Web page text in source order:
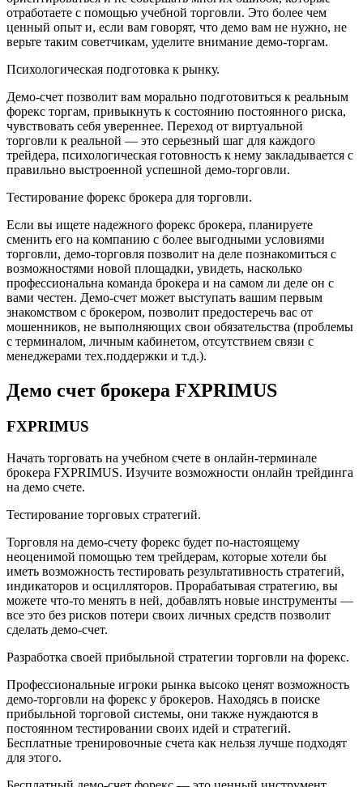
отработаете с помощью учебной торговли. Это более чем
ценный опыт и, если вам говорят, что демо вам не нужно, не
верьте таким советчикам, уделите внимание демо-торгам.
Психологическая подготовка к рынку.
Демо-счет позволит вам морально подготовиться к реальным
форекс торгам, привыкнуть к состоянию постоянного риска,
чувствовать себя увереннее. Переход от виртуальной
торговли к реальной — это серьезный шаг для каждого
трейдера, психологическая готовность к нему закладывается с
правильно выстроенной успешной демо-торговли.
Тестирование форекс брокера для торговли.
Если вы ищете надежного форекс брокера, планируете
сменить его на компанию с более выгодными условиями
торговли, демо-торговля позволит на деле познакомиться с
возможностями новой площадки, увидеть, насколько
профессиональна команда брокера и на самом ли деле он с
вами честен. Демо-счет может выступать вашим первым
знакомством с брокером, позволит предостеречь вас от
мошенников, не выполняющих свои обязательства (проблемы
с терминалом, личным кабинетом, отсутствием связи с
менеджерами тех.поддержки и т.д.).
Демо счет брокера FXPRIMUS
FXPRIMUS
Начать торговать на учебном счете в онлайн-терминале
брокера FXPRIMUS. Изучите возможности онлайн трейдинга
на демо счете.
Тестирование торговых стратегий.
Торговля на демо-счету форекс будет по-настоящему
неоценимой помощью тем трейдерам, которые хотели бы
иметь возможность тестировать результативность стратегий,
индикаторов и осцилляторов. Прорабатывая стратегию, вы
можете что-то менять в ней, добавлять новые инструменты —
все это без рисков потери своих личных средств позволит
сделать демо-счет.
Разработка своей прибыльной стратегии торговли на форекс.
Профессиональные игроки рынка высоко ценят возможность
демо-торговли на форекс у брокеров. Находясь в поиске
прибыльной торговой системы, они также нуждаются в
постоянном тестировании своих идей и стратегий.
Бесплатные тренировочные счета как нельзя лучше подходят
для этого.